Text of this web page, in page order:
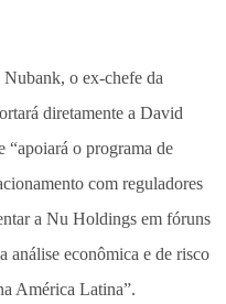
o ex-chefe da
diretamente a David
o programa de
com reguladores
a Nu Holdings em fóruns
análise econômica e de risco
América Latina”.